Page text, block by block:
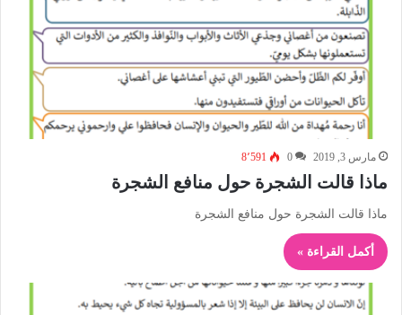
مارس 3, 2019 0 8٬591
ماذا قالت الشجرة حول منافع الشجرة
ماذا قالت الشجرة حول منافع الشجرة
أكمل القراءة »